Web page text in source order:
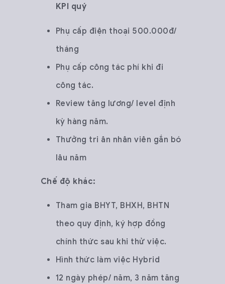
KPI quý
Phụ cấp điện thoại 500.000đ/
tháng
Phụ cấp công tác phí khi đi
công tác.
Review tăng lương/ level định
kỳ hàng năm.
Thưởng tri ân nhân viên gắn bó
lâu năm
Chế độ khác:
Tham gia BHYT, BHXH, BHTN
theo quy định, ký hợp đồng
chính thức sau khi thử việc.
Hình thức làm việc Hybrid
12 ngày phép/ năm, 3 năm tăng